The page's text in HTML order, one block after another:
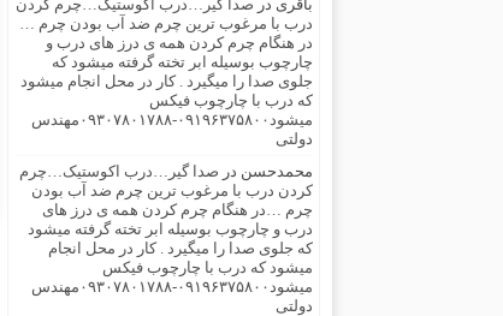
باقری در صدا گیر…درب اکوستیک…چرم کردن
درب با مرغوب ترین چرم ضد آب بودن چرم …
در هنگام چرم کردن همه ی درز های درب و
چارچوب بوسیله ابر تخته گرفته میشود که
جلوی صدا را میگیرد . کار در محل انجام میشود
که درب با چارچوب فیکس
میشود۰۹۱۹۶۳۷۵۸۰۰-۰۹۳۰۷۸۰۱۷۸۸مهندس
دولتی
محمدحسن در صدا گیر…درب اکوستیک…چرم
کردن درب با مرغوب ترین چرم ضد آب بودن
چرم …در هنگام چرم کردن همه ی درز های
درب و چارچوب بوسیله ابر تخته گرفته میشود
که جلوی صدا را میگیرد . کار در محل انجام
میشود که درب با چارچوب فیکس
میشود۰۹۱۹۶۳۷۵۸۰۰-۰۹۳۰۷۸۰۱۷۸۸مهندس
دولتی